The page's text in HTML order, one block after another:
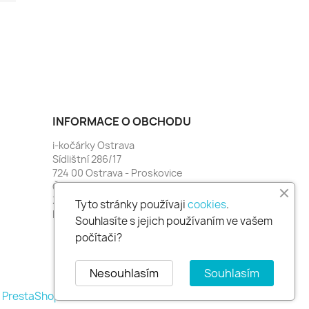
INFORMACE O OBCHODU
i-kočárky Ostrava
Sídlištní 286/17
724 00 Ostrava - Proskovice
Česko
Zavolejte nám:774 481 664
Napište nám:i-kocarky@seznam.cz
Tyto stránky používajicookies.
Souhlasíte s jejich používaním ve vašem
počítači?
Souhlasím
Nesouhlasím